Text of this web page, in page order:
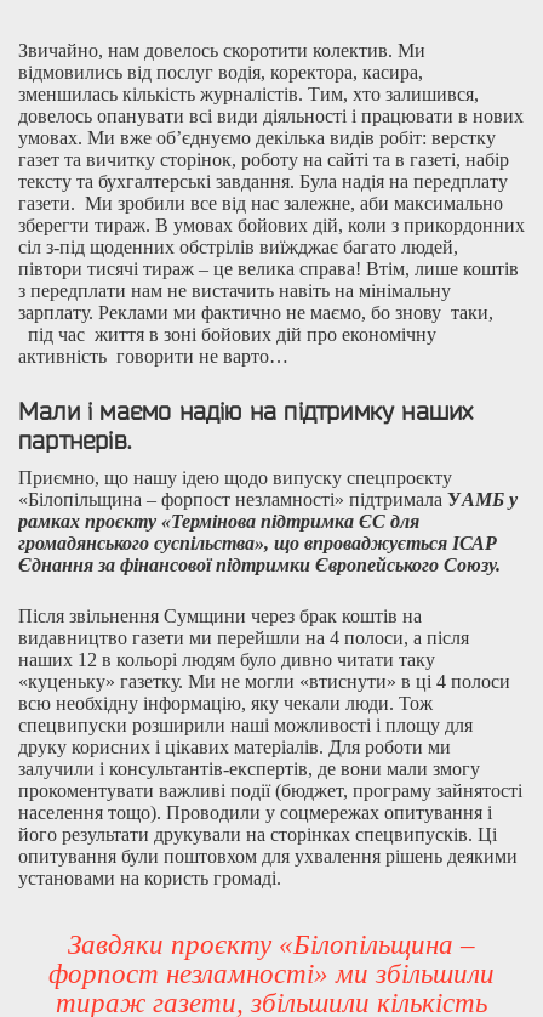
Звичайно, нам довелось скоротити колектив. Ми
відмовились від послуг водія, коректора, касира,
зменшилась кількість журналістів. Тим, хто залишився,
довелось опанувати всі види діяльності і працювати в нових
умовах. Ми вже об’єднуємо декілька видів робіт: верстку
газет та вичитку сторінок, роботу на сайті та в газеті, набір
тексту та бухгалтерські завдання. Була надія на передплату
газети. Ми зробили все від нас залежне, аби максимально
зберегти тираж. В умовах бойових дій, коли з прикордонних
сіл з-під щоденних обстрілів виїжджає багато людей,
півтори тисячі тираж – це велика справа! Втім, лише коштів
з передплати нам не вистачить навіть на мінімальну
зарплату. Реклами ми фактично не маємо, бо знову таки,
під час життя в зоні бойових дій про економічну
активність говорити не варто…
Мали і маємо надію на підтримку наших
партнерів.
Приємно, що нашу ідею щодо випуску спецпроєкту
«Білопільщина – форпост незламності» підтримала УАМБ у
рамках проєкту «Термінова підтримка ЄС для
громадянського суспільства», що впроваджується ІСАР
Єднання за фінансової підтримки Європейського Союзу.
Після звільнення Сумщини через брак коштів на
видавництво газети ми перейшли на 4 полоси, а після
наших 12 в кольорі людям було дивно читати таку
«куценьку» газетку. Ми не могли «втиснути» в ці 4 полоси
всю необхідну інформацію, яку чекали люди. Тож
спецвипуски розширили наші можливості і площу для
друку корисних і цікавих матеріалів. Для роботи ми
залучили і консультантів-експертів, де вони мали змогу
прокоментувати важливі події (бюджет, програму зайнятості
населення тощо). Проводили у соцмережах опитування і
його результати друкували на сторінках спецвипусків. Ці
опитування були поштовхом для ухвалення рішень деякими
установами на користь громаді.
Завдяки проєкту «Білопільщина –
форпост незламності» ми збільшили
тираж газети, збільшили кількість